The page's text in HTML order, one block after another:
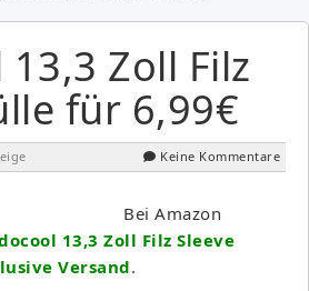
Zoll Filz
für 6,99€
Keine Kommentare
Bei Amazon
13,3 Zoll Filz Sleeve
Versand.